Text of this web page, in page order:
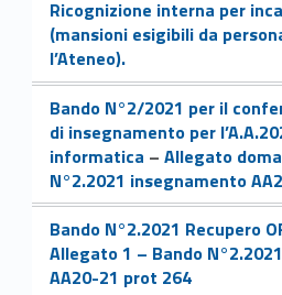
Ricognizione interna per
(mansioni esigibili da
l’Ateneo).
Link identifier #identifier__167491-103
Bando N°2/2021 per il
di insegnamento per
informatica – Link identifier #identifier__21462-104
Allegato
N°2.2021 insegnamento
Link identifier #identifier__104062-106
Bando N°2.2021 Recupero
Allegato 1 – Bando
AA20-21 prot 264